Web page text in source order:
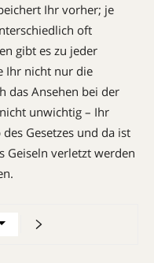
Ihr vorher; je
oft
gibt es zu jeder
Ihr nicht nur die
das Ansehen bei der
unwichtig – Ihr
Gesetzes und da ist
Geiseln verletzt werden